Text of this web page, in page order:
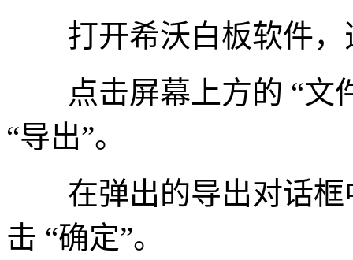
打开希沃白板软件，
点击屏幕上方的 “文
“导出”。
在弹出的导出对话框
击 “确定”。